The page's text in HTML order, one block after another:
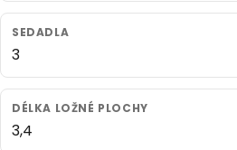
SEDADLA
3
DÉLKA LOŽNÉ PLOCHY
3,4